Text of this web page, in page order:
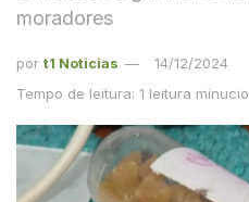
moradores
por t1 Noticias
14/12/2024
Tempo de leitura: 1 leitura